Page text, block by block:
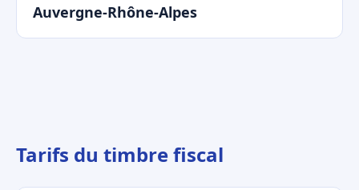
Auvergne-Rhône-Alpes
Tarifs du timbre fiscal